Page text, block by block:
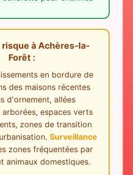
risque àAchères-la-
Forêt :
en bordure de
des maisons récentes
d'ornement, allées
arborées, espaces verts
zones de transition
Surveillance
zones fréquentées par
animaux domestiques.